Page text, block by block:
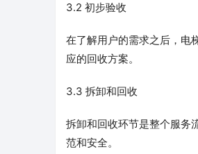
3.2 初步验收
在了解用户的需求之后，电
应的回收方案。
3.3 拆卸和回收
拆卸和回收环节是整个服务
范和安全。